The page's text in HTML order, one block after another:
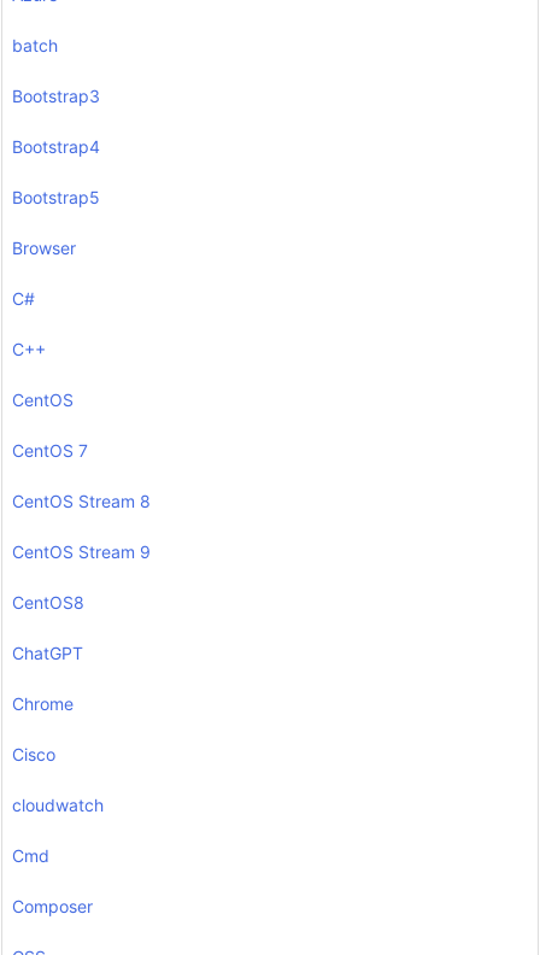
batch
Bootstrap3
Bootstrap4
Bootstrap5
Browser
C#
C++
CentOS
CentOS 7
CentOS Stream 8
CentOS Stream 9
CentOS8
ChatGPT
Chrome
Cisco
cloudwatch
Cmd
Composer